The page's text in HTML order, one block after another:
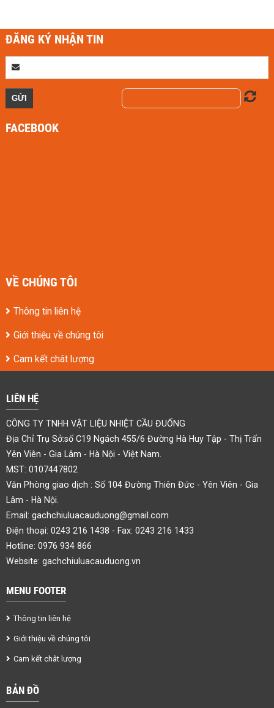
ĐĂNG KÝ NHẬN TIN
FACEBOOK
VỀ CHÚNG TÔI
Thông tin liên hệ
Giới thiệu về chúng tôi
Cam kết chât lượng
LIÊN HỆ
CÔNG TY TNHH VẬT LIỆU NHIỆT CẦU ĐUỐNG
Địa Chỉ Trụ Sở:số C19 Ngách 455/6 Đường Hà Huy Tập - Thị Trấn
Yên Viên - Gia Lâm - Hà Nội - Việt Nam.
MST: 0107447802
Văn Phòng giao dịch : Số 104 Đường Thiên Đức - Yên Viên - Gia
Lâm - Hà Nội.
Email: gachchiuluacauduong@gmail.com
Điện thoại: 0243 216 1438 - Fax: 0243 216 1433
Hotline: 0976 934 866
Website: gachchiuluacauduong.vn
MENU FOOTER
Thông tin liên hệ
Giới thiệu về chúng tôi
Cam kết chât lượng
BẢN ĐỒ